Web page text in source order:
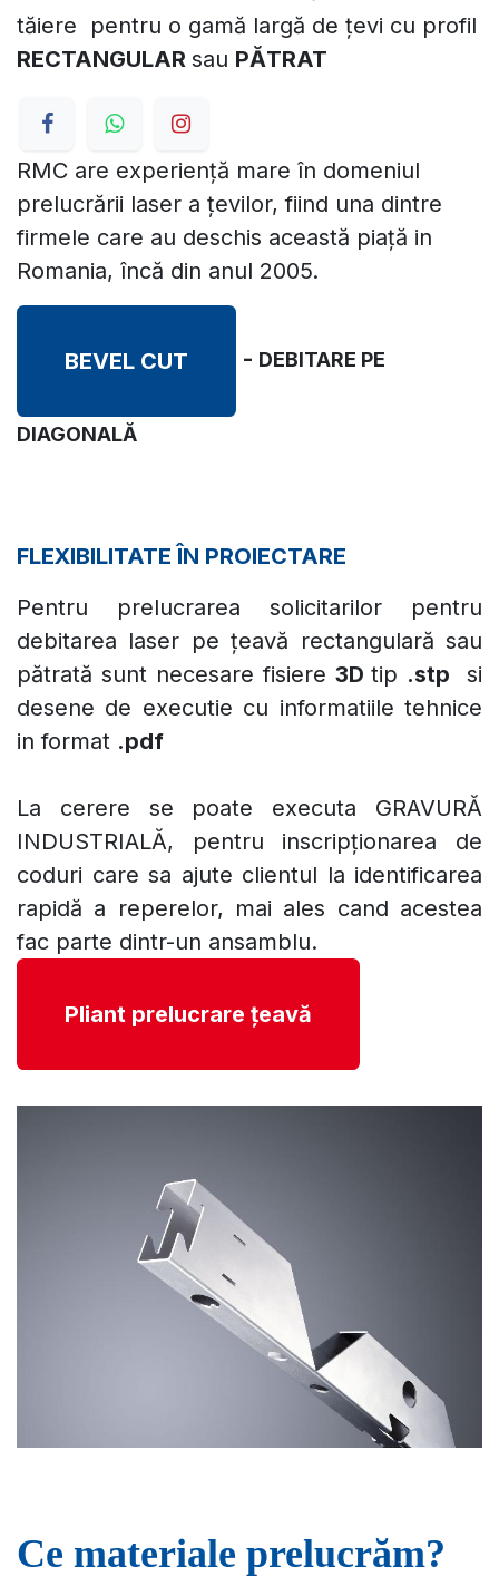
tăiere pentru o gamă largă de țevi cu profil
RECTANGULAR sau PĂTRAT
RMC are experiență mare în domeniul
prelucrării laser a țevilor, fiind una dintre
firmele care au deschis această piață in
Romania, încă din anul 2005.
BEVEL CUT - DEBITARE PE
DIAGONALĂ
FLEXIBILITATE ÎN PROIECTARE
Pentru prelucrarea solicitarilor pentru
debitarea laser pe țeavă rectangulară sau
pătrată sunt necesare fisiere 3Dtip .stp
si
desene de executie cu informatiile tehnice
in format .pdf
La cerere se poate executa GRAVURĂ
INDUSTRIALĂ, pentru inscripționarea de
coduri care sa ajute clientul la identificarea
rapidă a reperelor, mai ales cand acestea
fac parte dintr-un ansamblu.
Pliant prelucrare țeavă
Ce materiale prelucrăm?